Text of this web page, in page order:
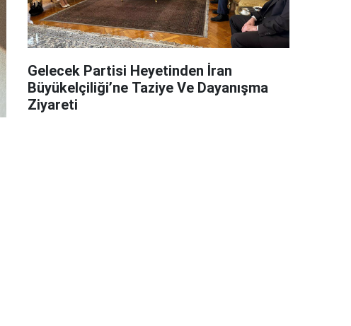
Gelecek Partisi Heyetinden İran
Büyükelçiliği’ne Taziye Ve Dayanışma
Ziyareti